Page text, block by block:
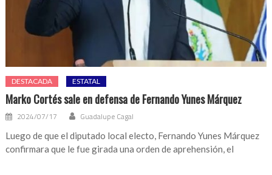
DESTACADA ESTATAL
Marko Cortés sale en defensa de Fernando Yunes Márquez
2024/07/17 Guadalupe Cagal
Luego de que el diputado local electo, Fernando Yunes Márquez
confirmara que le fue girada una orden de aprehensión, el